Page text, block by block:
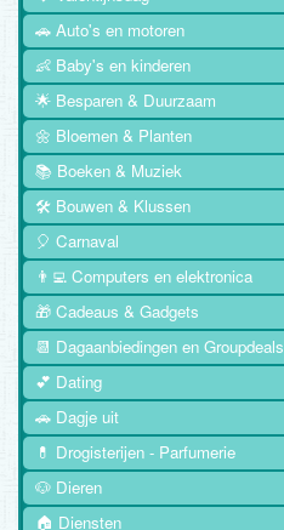
🚗 Auto's en motoren
👶 Baby's en kinderen
🌟 Besparen & Duurzaam
🌼 Bloemen & Planten
📚 Boeken & Muziek
🛠️ Bouwen & Klussen
🎈 Carnaval
👨‍💻 Computers en elektronica
🎁 Cadeaus & Gadgets
📆 Dagaanbiedingen en Groupdeals
💕 Dating
🚗 Dagje uit
💊 Drogisterijen - Parfumerie
🐶 Dieren
🏠 Diensten